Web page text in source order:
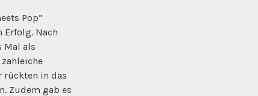
Pop“
Erfolg. Nach
Mal als
rückten in das
Zudem gab es